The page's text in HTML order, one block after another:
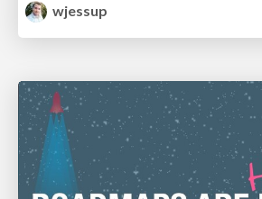
wjessup